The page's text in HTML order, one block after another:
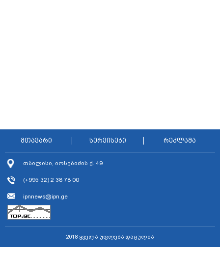
მთავარი სერვისები რეკლამა
თბილისი, იოსებიძის ქ. 49
(+995 32) 2 38 78 00
ipnnews@ipn.ge
2018 ყველა უფლება დაცულია